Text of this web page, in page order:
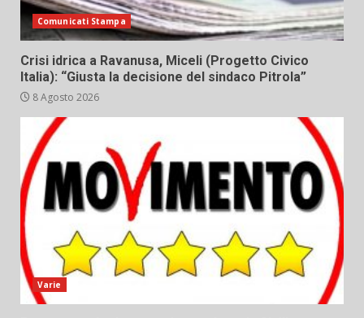
Comunicati Stampa
Crisi idrica a Ravanusa, Miceli (Progetto Civico
Italia): “Giusta la decisione del sindaco Pitrola”
8 Agosto 2026
Varie